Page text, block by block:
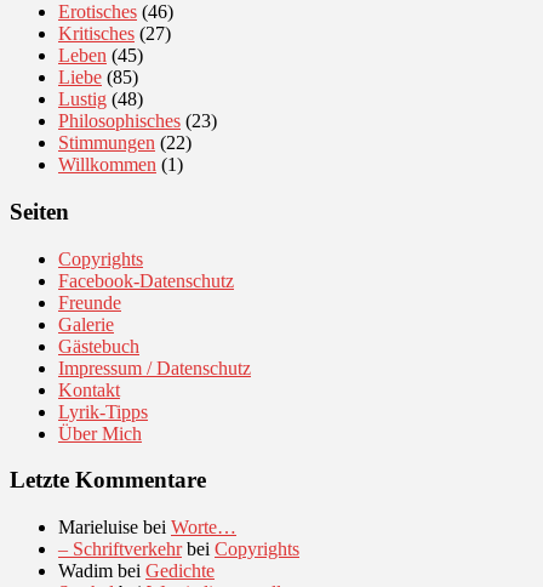
Erotisches (46)
Kritisches (27)
Leben (45)
Liebe (85)
Lustig (48)
Philosophisches (23)
Stimmungen (22)
Willkommen (1)
Seiten
Copyrights
Facebook-Datenschutz
Freunde
Galerie
Gästebuch
Impressum / Datenschutz
Kontakt
Lyrik-Tipps
Über Mich
Letzte Kommentare
Marieluise bei Worte…
– Schriftverkehrbei Copyrights
Wadim bei Gedichte